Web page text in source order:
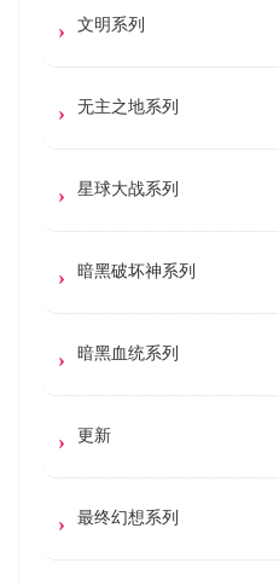
文明系列
无主之地系列
星球大战系列
暗黑破坏神系列
暗黑血统系列
更新
最终幻想系列